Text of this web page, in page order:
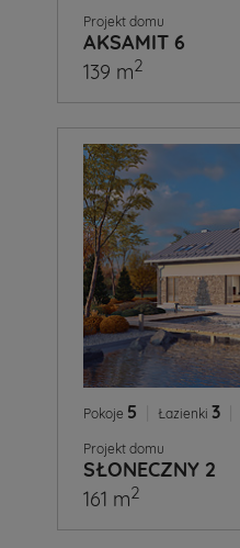
Projekt domu
AKSAMIT 6
139 m2
Pokoje 5 Łazienki 3
Projekt domu
SŁONECZNY 2
161 m2